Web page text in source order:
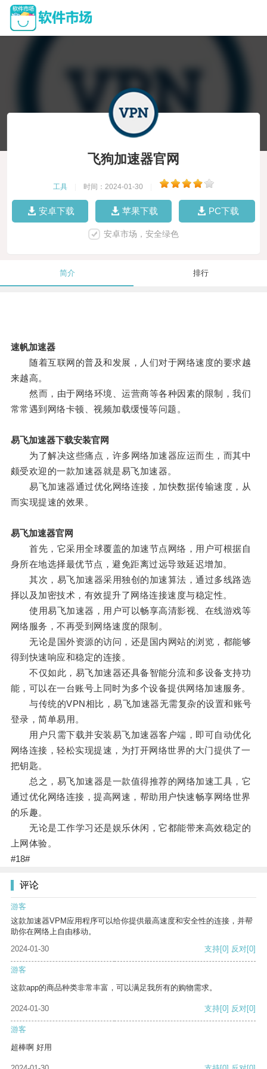
飞狗加速器官网
工具 时间：2024-01-30
安卓下载 苹果下载 PC下载
安卓市场，安全绿色
简介 排行
速帆加速器
随着互联网的普及和发展，人们对于网络速度的要求越
来越高。
然而，由于网络环境、运营商等各种因素的限制，我们
常常遇到网络卡顿、视频加载缓慢等问题。
易飞加速器下载安装官网
为了解决这些痛点，许多网络加速器应运而生，而其中
颇受欢迎的一款加速器就是易飞加速器。
易飞加速器通过优化网络连接，加快数据传输速度，从
而实现提速的效果。
易飞加速器官网
首先，它采用全球覆盖的加速节点网络，用户可根据自
身所在地选择最优节点，避免距离过远导致延迟增加。
其次，易飞加速器采用独创的加速算法，通过多线路选
择以及加密技术，有效提升了网络连接速度与稳定性。
使用易飞加速器，用户可以畅享高清影视、在线游戏等
网络服务，不再受到网络速度的限制。
无论是国外资源的访问，还是国内网站的浏览，都能够
得到快速响应和稳定的连接。
不仅如此，易飞加速器还具备智能分流和多设备支持功
能，可以在一台账号上同时为多个设备提供网络加速服务。
与传统的VPN相比，易飞加速器无需复杂的设置和账号
登录，简单易用。
用户只需下载并安装易飞加速器客户端，即可自动优化
网络连接，轻松实现提速，为打开网络世界的大门提供了一
把钥匙。
总之，易飞加速器是一款值得推荐的网络加速工具，它
通过优化网络连接，提高网速，帮助用户快速畅享网络世界
的乐趣。
无论是工作学习还是娱乐休闲，它都能带来高效稳定的
上网体验。
#18#
评论
游客
这款加速器VPM应用程序可以给你提供最高速度和安全性的连接，并帮
助你在网络上自由移动。
2024-01-30
支持[0] 反对[0]
游客
这款app的商品种类非常丰富，可以满足我所有的购物需求。
2024-01-30 支持[0] 反对[0]
游客
超棒啊 好用